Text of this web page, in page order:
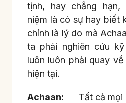
tịnh, hay chẳng hạn,
niệm là có sự hay biết
chính là lý do mà
ta phải nghiên cứu
luôn luôn phải quay
hiện tại.
Achaan: Tất cả mọi